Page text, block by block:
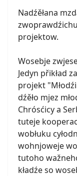
Nadźěłana
projektow.
Wosebje
Jedyn přikład
projekt
dźěło mjez
Chrósćicy a
tuteje
wobłuku
wohnjoweje
tutoho
kładźe so